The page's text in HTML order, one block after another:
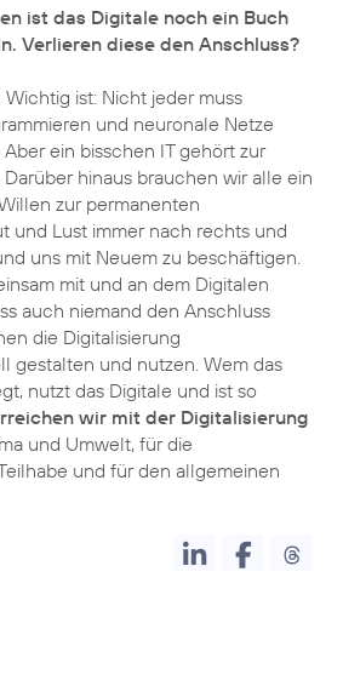
ist das Digitale noch ein Buch
Verlieren diese den Anschluss?
Wichtig ist: Nicht jeder muss
und neuronale Netze
ein bisschen IT gehört zur
hinaus brauchen wir alle ein
zur permanenten
und Lust immer nach rechts und
uns mit Neuem zu beschäftigen.
mit und an dem Digitalen
auch niemand den Anschluss
die Digitalisierung
gestalten und nutzen. Wem das
nutzt das Digitale und ist so
wir mit der Digitalisierung
und Umwelt, für die
und für den allgemeinen